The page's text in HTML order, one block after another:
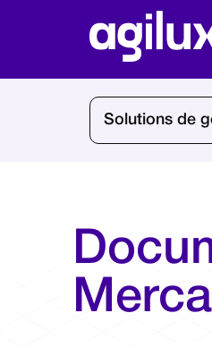
Solutions de